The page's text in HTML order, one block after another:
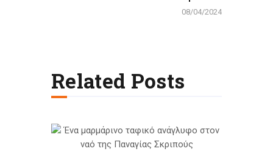
08/04/2024
Related Posts